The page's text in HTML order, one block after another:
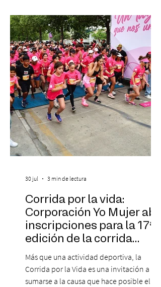
Las Cuatro Estaciones de Antonio Vivaldi y
Las Cuatro Estaciones Porteñas de Astor
Piazzolla. Déja
Corrida por la vida:
Corporación Yo Mujer abre
inscripciones para la 17ª
edición de la corrida
solidaria
Más que una actividad deportiva, la
Corrida por la Vida es una invitación a
sumarse a la causa que hace posible el
30 jul 3 min de lectura